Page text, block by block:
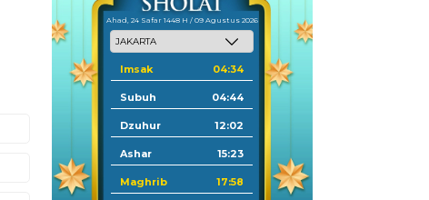
Ahad, 24 Safar 1448 H / 09 Agustus 2026
Imsak 04:34
Subuh 04:44
Dzuhur 12:02
Ashar 15:23
Maghrib 17:58